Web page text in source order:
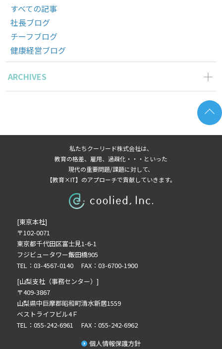
すべての記事
社長ブログ
チーフブログ
健康経営ブログ
ARCHIVES
2026年2月の記事一覧(3)
2026年1月の記事一覧(3)
2025年11月の記事一覧(2)
2025年10月の記事一覧(1)
2025年9月の記事一覧(1)
2025年8月の記事一覧(2)
2025年7月の記事一覧(3)
2025年6月の記事一覧(3)
2025年4月の記事一覧(1)
2025年3月の記事一覧(1)
2025年2月の記事一覧(1)
2024年12月の記事一覧(1)
2024年10月の記事一覧(2)
私たちクーリード株式会社は、
教育の格差、雇用、過疎化・・・といった
現代の重要問題/課題に対して、
【教育×IT】のアプローチで貢献していきます。
[東京本社]
〒102-0071
東京都千代田区富士見1-6-1
フジビュータワー飯田橋905
TEL：03-4567-0140 FAX：03-6700-1900
[山梨支社（事務センター）]
〒409-3867
山梨県中巨摩郡昭和町清水新居1559
ベストライフビル4Ｆ
TEL：055-242-6961 FAX：055-242-6962
個人情報保護方針